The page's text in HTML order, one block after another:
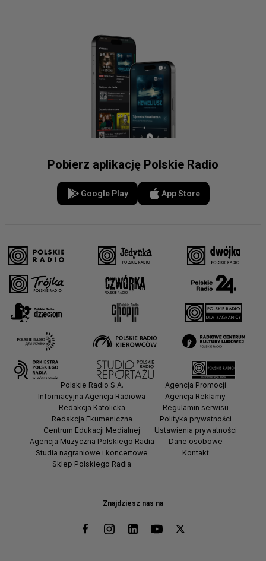
Pobierz aplikację Polskie Radio
Google Play App Store
Znajdziesz nas na
Polskie Radio S.A.
Informacyjna Agencja Radiowa
Redakcja Katolicka
Redakcja Ekumeniczna
Centrum Edukacji Medialnej
Agencja Muzyczna Polskiego Radia
Studia nagraniowe i koncertowe
Sklep Polskiego Radia
Agencja Promocji
Agencja Reklamy
Regulamin serwisu
Polityka prywatności
Ustawienia prywatności
Dane osobowe
Kontakt